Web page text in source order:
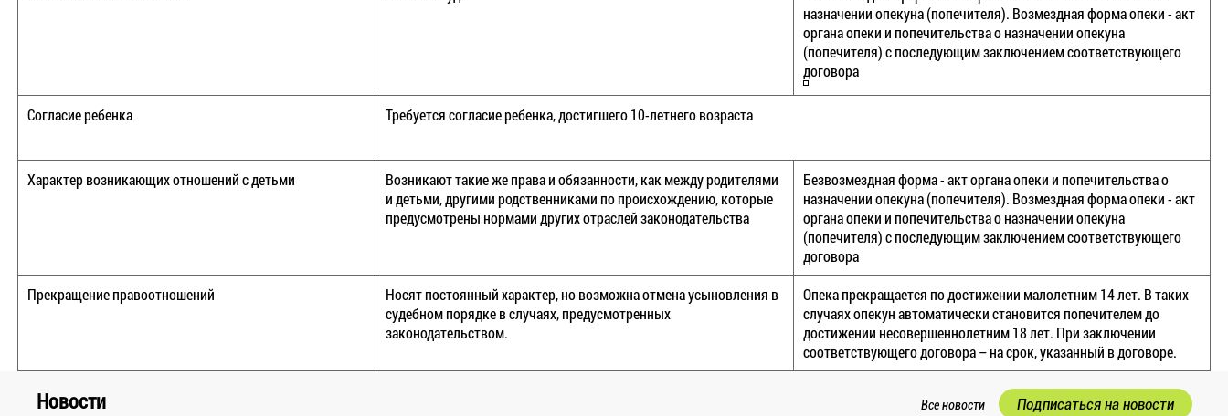
назначении опекуна (попечителя). Возмездная форма опеки - акт
органа опеки и попечительства о назначении опекуна
(попечителя) с последующим заключением соответствующего
договора
Согласие ребенка Требуется согласие ребенка, достигшего 10-летнего возраста
Характер возникающих отношений с детьми
Возникают такие же права и обязанности, как между родителями
и детьми, другими родственниками по происхождению, которые
предусмотрены нормами других отраслей законодательства
Безвозмездная форма - акт органа опеки и попечительства о
назначении опекуна (попечителя). Возмездная форма опеки - акт
органа опеки и попечительства о назначении опекуна
(попечителя) с последующим заключением соответствующего
договора
Прекращение правоотношений
Носят постоянный характер, но возможна отмена усыновления в
судебном порядке в случаях, предусмотренных
законодательством.
Опека прекращается по достижении малолетним 14 лет. В таких
случаях опекун автоматически становится попечителем до
достижении несовершеннолетним 18 лет. При заключении
соответствующего договора – на срок, указанный в договоре.
Новости Все новости Подписаться на новости